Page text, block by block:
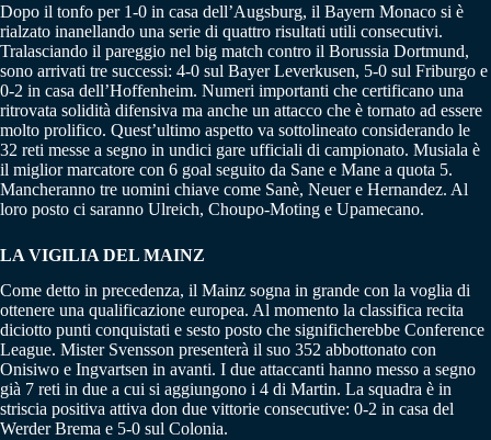
Dopo il tonfo per 1-0 in casa dell’Augsburg, il Bayern Monaco si è
rialzato inanellando una serie di quattro risultati utili consecutivi.
Tralasciando il pareggio nel big match contro il Borussia Dortmund,
sono arrivati tre successi: 4-0 sul Bayer Leverkusen, 5-0 sul Friburgo e
0-2 in casa dell’Hoffenheim. Numeri importanti che certificano una
ritrovata solidità difensiva ma anche un attacco che è tornato ad essere
molto prolifico. Quest’ultimo aspetto va sottolineato considerando le
32 reti messe a segno in undici gare ufficiali di campionato. Musiala è
il miglior marcatore con 6 goal seguito da Sane e Mane a quota 5.
Mancheranno tre uomini chiave come Sanè, Neuer e Hernandez. Al
loro posto ci saranno Ulreich, Choupo-Moting e Upamecano.
LA VIGILIA DEL MAINZ
Come detto in precedenza, il Mainz sogna in grande con la voglia di
ottenere una qualificazione europea. Al momento la classifica recita
diciotto punti conquistati e sesto posto che significherebbe Conference
League. Mister Svensson presenterà il suo 352 abbottonato con
Onisiwo e Ingvartsen in avanti. I due attaccanti hanno messo a segno
già 7 reti in due a cui si aggiungono i 4 di Martin. La squadra è in
striscia positiva attiva don due vittorie consecutive: 0-2 in casa del
Werder Brema e 5-0 sul Colonia.